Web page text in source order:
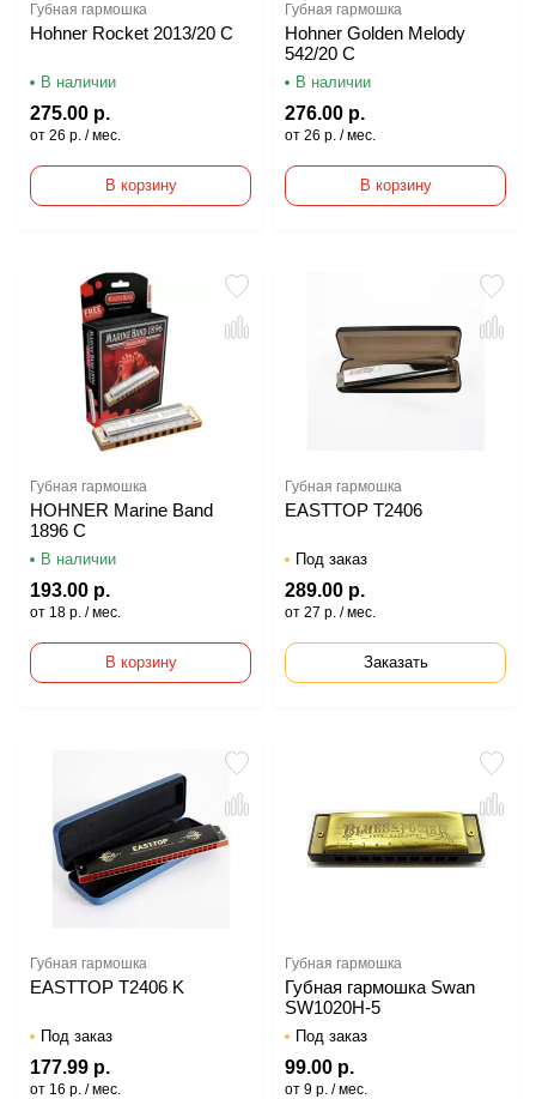
Губная гармошка
Hohner Rocket 2013/20 C
В наличии
275.00 р.
от 26 р. / мес.
В корзину
Губная гармошка
Hohner Golden Melody
542/20 C
В наличии
276.00 р.
от 26 р. / мес.
В корзину
Губная гармошка
HOHNER Marine Band
1896 C
В наличии
193.00 р.
от 18 р. / мес.
В корзину
Губная гармошка
EASTTOP T2406
Под заказ
289.00 р.
от 27 р. / мес.
Заказать
Губная гармошка
EASTTOP T2406 K
Под заказ
177.99 р.
от 16 р. / мес.
Губная гармошка
Губная гармошка Swan
SW1020H-5
Под заказ
99.00 р.
от 9 р. / мес.